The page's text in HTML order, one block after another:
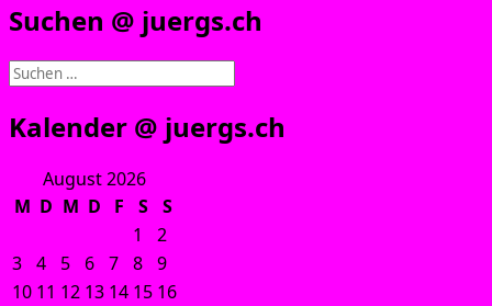
Suchen @ juergs.ch
Suchen
Kalender @ juergs.ch
August 2026
M D M D F S
S
1
2
3 4 5 6 7 8 9
10 11 12 13 14 15 16